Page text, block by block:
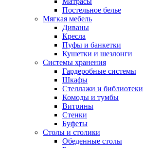
Постельное белье
Мягкая мебель
Диваны
Кресла
Пуфы и банкетки
Кушетки и шезлонги
Системы хранения
Гардеробные системы
Шкафы
Стеллажи и библиотеки
Комоды и тумбы
Витрины
Стенки
Буфеты
Столы и столики
Обеденные столы